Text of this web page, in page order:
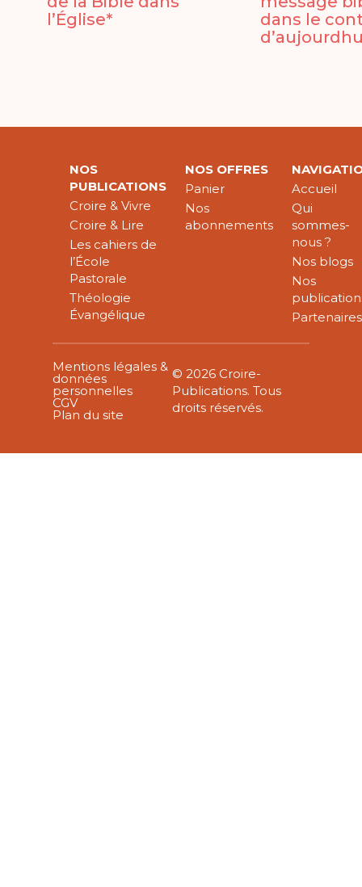
l’Église*
dans le
NOS
PUBLICATIONS
Croire & Vivre
Croire & Lire
Les cahiers de
l’École
Pastorale
Théologie
Évangélique
NOS OFFRES
Panier
Nos
abonnements
Accueil
Qui
sommes-
nous ?
Nos blogs
Nos
Partenaires
Mentions légales &
données
personnelles
CGV
Plan du site
© 2026 Croire-
Publications. Tous
droits réservés.